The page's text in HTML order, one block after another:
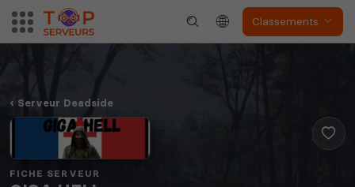
Classements
Serveur Deadside
FICHE SERVEUR